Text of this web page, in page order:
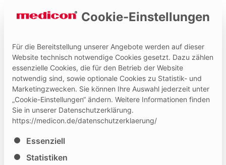
Hilfe und Kontakt Medicon Extranet
Cookie-Einstellungen
Für die Bereitstellung unserer Angebote werden auf dieser
Website technisch notwendige Cookies gesetzt. Dazu zählen
essenzielle Cookies, die für den Betrieb der Website
notwendig sind, sowie optionale Cookies zu Statistik- und
Marketingzwecken. Sie können Ihre Auswahl jederzeit unter
„Cookie-Einstellungen“ ändern. Weitere Informationen finden
Sie in unserer Datenschutzerklärung.
https://medicon.de/datenschutzerklaerung/
Es folgt eine Liste der Service-Gruppen, für die eine
Essenziell
Statistiken